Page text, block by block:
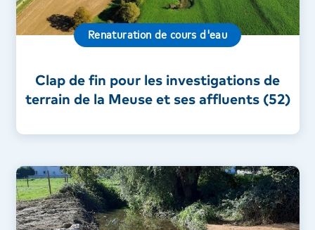
Renaturation de cours d'eau
Clap de fin pour les investigations de
terrain de la Meuse et ses affluents (52)